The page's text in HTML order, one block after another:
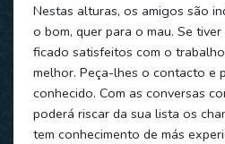
Nestas alturas, os amigos são
o bom, quer para o mau. Se
ficado satisfeitos com o
melhor. Peça-lhes o contacto e
conhecido. Com as conversas
poderá riscar da sua lista os
tem conhecimento de más